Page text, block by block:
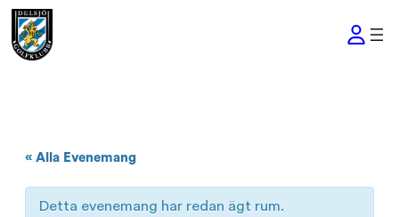
« Alla Evenemang
Detta evenemang har redan ägt rum.